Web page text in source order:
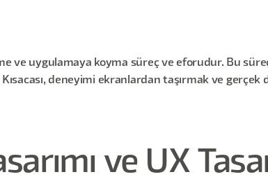
ve uygulamaya koyma süreç ve eforudur. Bu
deneyimi ekranlardan taşırmak ve
ve UX